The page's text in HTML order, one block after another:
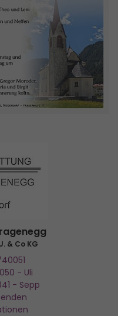
& Co KG
- Uli
- Sepp